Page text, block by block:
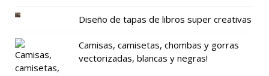
Diseño de tapas de libros super creativas
Camisas, camisetas, chombas y gorras
vectorizadas, blancas y negras!